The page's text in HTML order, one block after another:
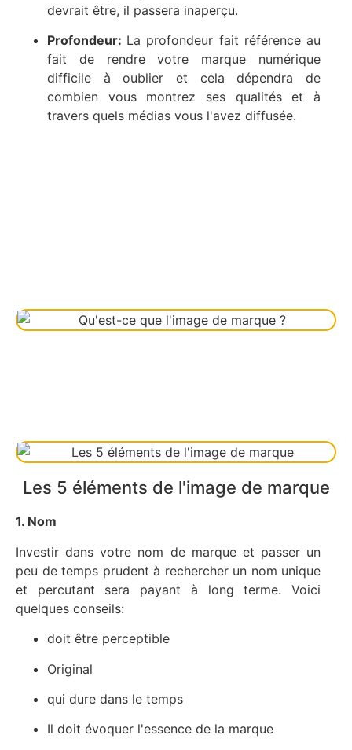
devrait être, il passera inaperçu.
Profondeur: La profondeur fait référence au
fait de rendre votre marque numérique
difficile à oublier et cela dépendra de
combien vous montrez ses qualités et à
travers quels médias vous l'avez diffusée.
Les 5 éléments de l'image de marque
1. Nom
Investir dans votre nom de marque et passer un
peu de temps prudent à rechercher un nom unique
et percutant sera payant à long terme. Voici
quelques conseils:
doit être perceptible
Original
qui dure dans le temps
Il doit évoquer l'essence de la marque